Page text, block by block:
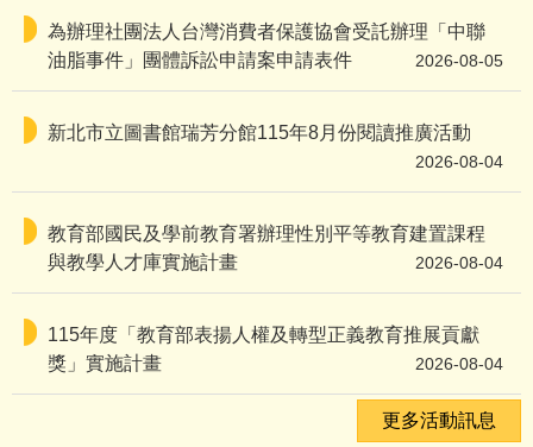
為辦理社團法人台灣消費者保護協會受託辦理「中聯
油脂事件」團體訴訟申請案申請表件
2026-08-05
新北市立圖書館瑞芳分館115年8月份閱讀推廣活動
2026-08-04
教育部國民及學前教育署辦理性別平等教育建置課程
與教學人才庫實施計畫
2026-08-04
115年度「教育部表揚人權及轉型正義教育推展貢獻
獎」實施計畫
2026-08-04
更多活動訊息